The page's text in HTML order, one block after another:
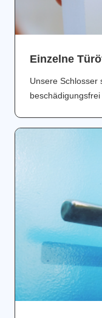
Einzelne
Unsere Schlosser